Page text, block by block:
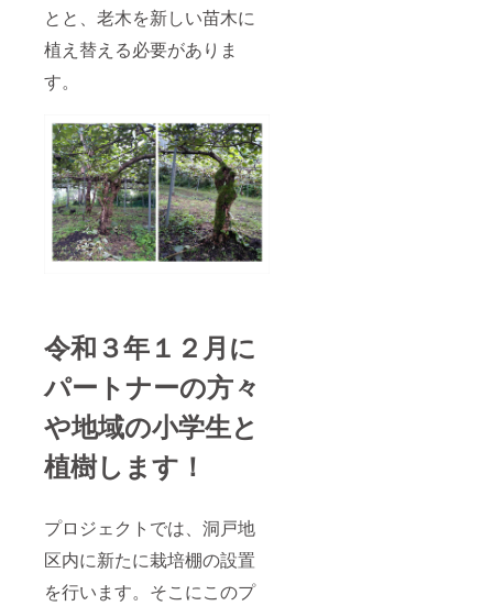
とと、老木を新しい苗木に
植え替える必要がありま
す。
令和３年１２月に
パートナーの方々
や地域の小学生と
植樹します！
プロジェクトでは、洞戸地
区内に新たに栽培棚の設置
を行います。そこにこのプ